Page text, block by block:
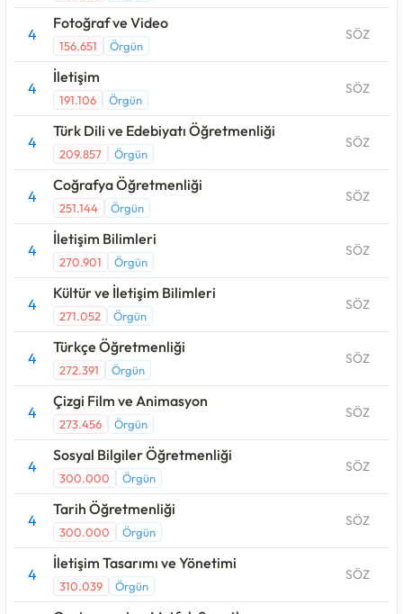
4
Fotoğraf ve Video
156.651 Örgün
SÖZ
4
İletişim
191.106 Örgün
SÖZ
4
Türk Dili ve Edebiyatı Öğretmenliği
209.857 Örgün
SÖZ
4
Coğrafya Öğretmenliği
251.144 Örgün
SÖZ
4
İletişim Bilimleri
270.901 Örgün
SÖZ
4
Kültür ve İletişim Bilimleri
271.052 Örgün
SÖZ
4
Türkçe Öğretmenliği
272.391 Örgün
SÖZ
4
Çizgi Film ve Animasyon
273.456 Örgün
SÖZ
4
Sosyal Bilgiler Öğretmenliği
300.000 Örgün
SÖZ
4
Tarih Öğretmenliği
300.000 Örgün
SÖZ
4
İletişim Tasarımı ve Yönetimi
310.039 Örgün
SÖZ